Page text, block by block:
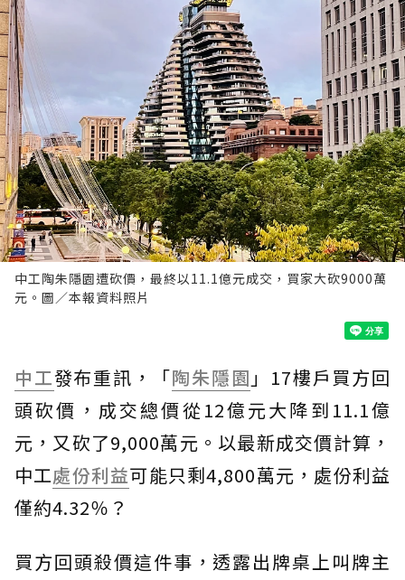
中工陶朱隱園遭砍價，最終以11.1億元成交，買家大砍9000萬
元。圖／本報資料照片
中工發布重訊，「陶朱隱園 」17樓戶買方回
頭砍價，成交總價從12億元大降到11.1億
元，又砍了9,000萬元。以最新成交價計算，
中工處份利益可能只剩4,800萬元，處份利益
僅約4.32％？
買方回頭殺價這件事，透露出牌桌上叫牌主